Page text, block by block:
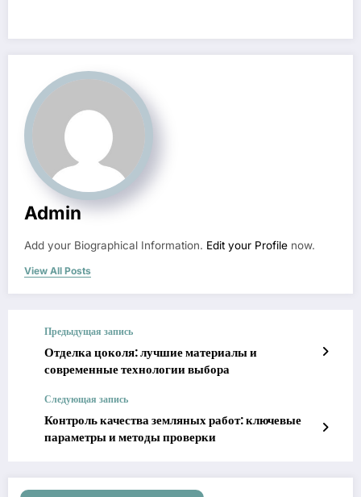
Admin
Add your Biographical Information. Edit your Profile now.
View All Posts
Предыдущая запись
Отделка цоколя: лучшие материалы и
современные технологии выбора
Следующая запись
Контроль качества земляных работ: ключевые
параметры и методы проверки